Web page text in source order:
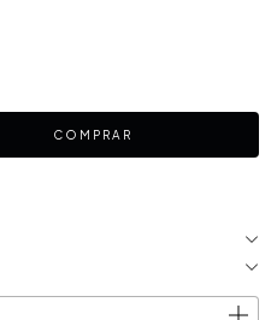
ALTERAR CEP